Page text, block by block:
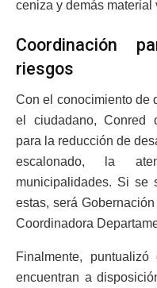
ceniza y demás material
Coordinación
riesgos
Con el conocimiento de
el ciudadano, Conred
para la reducción de
escalonado, la
municipalidades. Si se
estas, será
Coordinadora
Finalmente,
encuentran a